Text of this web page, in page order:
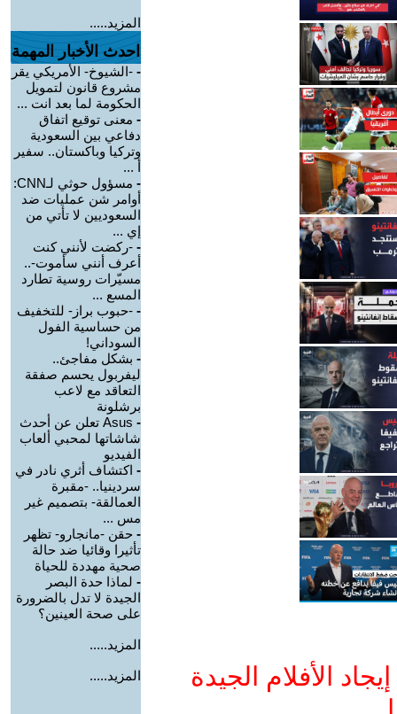
الأفلام الجيدة
المزيد.....
احدث الأخبار المهمة
- -الشيوخ- الأمريكي يقر
مشروع قانون لتمويل
الحكومة لما بعد انت ...
- معنى توقيع اتفاق
دفاعي بين السعودية
وتركيا وباكستان.. سفير
أ ...
-
مسؤول حوثي لـCNN:
أوامر شن عمليات ضد
السعوديين لا تأتي من
إي ...
- -ركضت لأنني كنت
أعرف أنني سأموت-..
مسيّرات روسية تطارد
المسع ...
- -حبوب براز- للتخفيف
من حساسية الفول
السوداني!
- بشكل مفاجئ..
ليفربول يحسم صفقة
التعاقد مع لاعب
برشلونة
-
Asus تعلن عن أحدث
شاشاتها لمحبي ألعاب
الفيديو
- اكتشاف أثري نادر في
سردينيا.. -مقبرة
العمالقة- بتصميم غير
مس ...
- حقن -مانجارو- تظهر
تأثيرا وقائيا ضد حالة
صحية مهددة للحياة
- لماذا حدة البصر
الجيدة لا تدل بالضرورة
على صحة العينين؟
المزيد.....
المزيد.....